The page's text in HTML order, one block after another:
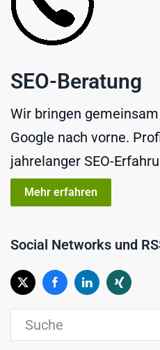
SEO-Beratung
Wir bringen
Google nach vorne.
jahrelanger SEO-
Mehr erfahren
Social Networks und